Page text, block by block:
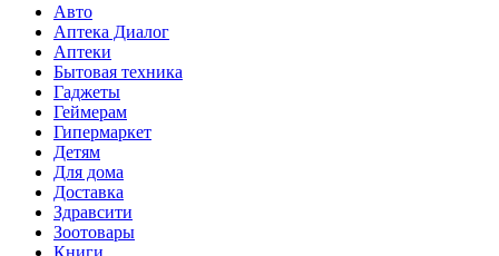
Авто
Аптека Диалог
Аптеки
Бытовая техника
Гаджеты
Геймерам
Гипермаркет
Детям
Для дома
Доставка
Здравсити
Зоотовары
Книги